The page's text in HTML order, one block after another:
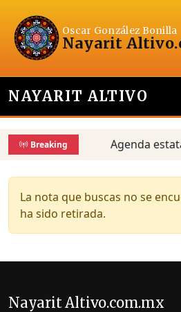
Oscar González Bonilla
Nayarit Altivo
NAYARIT ALTIVO
Breaking Agenda
La nota que buscas no se
ha sido retirada.
Nayarit Altivo.com.mx